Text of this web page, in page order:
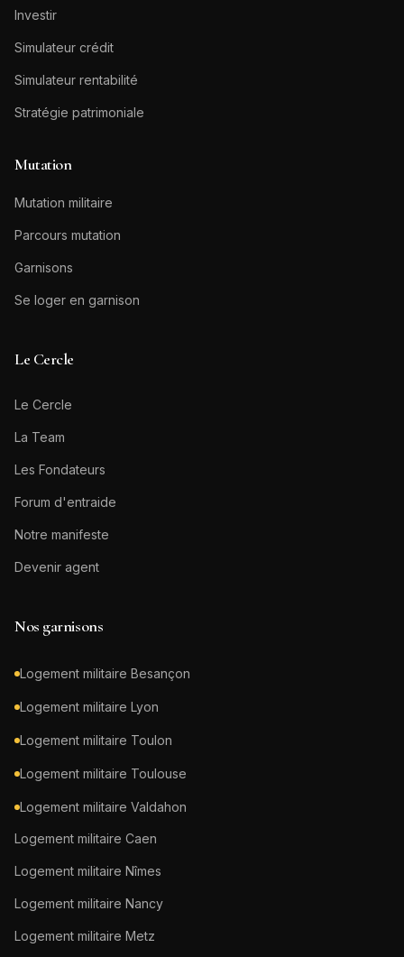
Investir
Simulateur crédit
Simulateur rentabilité
Stratégie patrimoniale
Mutation
Mutation militaire
Parcours mutation
Garnisons
Se loger en garnison
Le Cercle
Le Cercle
La Team
Les Fondateurs
Forum d'entraide
Notre manifeste
Devenir agent
Nos garnisons
Logement militaire Besançon
Logement militaire Lyon
Logement militaire Toulon
Logement militaire Toulouse
Logement militaire Valdahon
Logement militaire Caen
Logement militaire Nîmes
Logement militaire Nancy
Logement militaire Metz